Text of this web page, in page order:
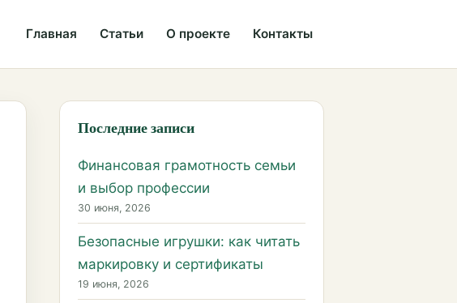
Главная Статьи О проекте Контакты
Последние записи
Финансовая грамотность семьи
и выбор профессии
30 июня, 2026
Безопасные игрушки: как читать
маркировку и сертификаты
19 июня, 2026